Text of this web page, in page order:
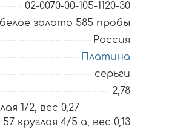
02-0070-00-105-1120-30
белое золото 585 пробы
Россия
Платина
серьги
2,78
1/2, вес 0,27
круглая 4/5 а, вес 0,13